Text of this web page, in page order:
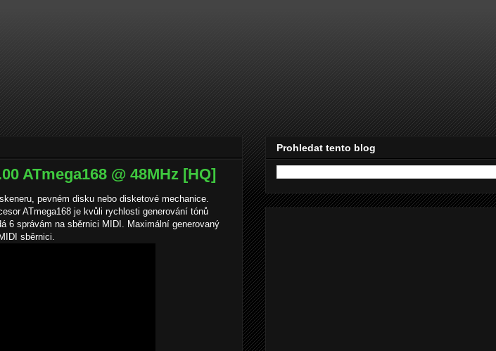
ATmega168 @ 48MHz [HQ]
pevném disku nebo disketové mechanice.
ATmega168 je kvůli rychlosti generování tónů
6 správám na sběrnici MIDI. Maximální generovaný
sběrnici.
Prohledat tento blog